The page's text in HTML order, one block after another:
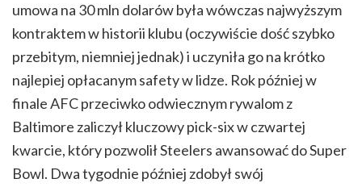
umowa na 30 mln dolarów była wówczas najwyższym
kontraktem w historii klubu (oczywiście dość szybko
przebitym, niemniej jednak) i uczyniła go na krótko
najlepiej opłacanym safety w lidze. Rok później w
finale AFC przeciwko odwiecznym rywalom z
Baltimore zaliczył kluczowy pick-six w czwartej
kwarcie, który pozwolił Steelers awansować do Super
Bowl. Dwa tygodnie później zdobył swój